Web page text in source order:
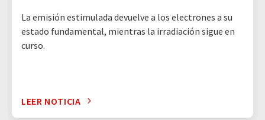
La emisión estimulada devuelve a los electrones a su
estado fundamental, mientras la irradiación sigue en
curso.
LEER NOTICIA